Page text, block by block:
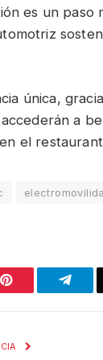
es un paso
única,
a
el
Pinterest